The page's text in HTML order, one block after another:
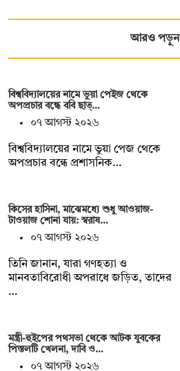
আরও পড়ুন
বিশ্ববিদ্যালয়ের নামে ভুয়া পেইজ থেকে
অপপ্রচার বন্ধে ববি ছাত্…
০৭ আগস্ট ২০২৬
বিশ্ববিদ্যালয়ের নামে ভুয়া পেজ থেকে
অপপ্রচার বন্ধে প্রশাসনিক…
কিসের হাসিনা, মাঝেমধ্যে শুধু আওয়াজ-
টাওয়াজ শোনা যায়: স্বরাষ…
০৭ আগস্ট ২০২৬
তিনি জানান, যারা গণহত্যা ও
মানবতাবিরোধী অপরাধে জড়িত, তাদের
…
মন্ত্রী-হুইপের পথসভা থেকে আটক যুবকের
পিস্তলটি খেলনা, দাবি ও…
০৭ আগস্ট ২০২৬